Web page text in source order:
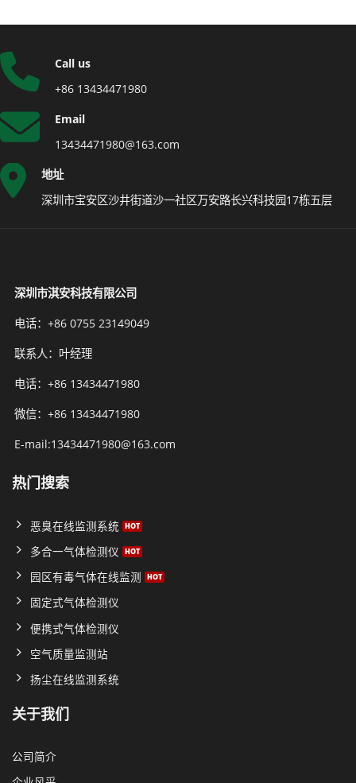
Call us
+86 13434471980
Email
13434471980@163.com
地址
深圳市宝安区沙井街道沙一社区万安路长兴科技园17栋五层
深圳市淇安科技有限公司
电话：+86 0755 23149049
联系人：叶经理
电话：+86 13434471980
微信：+86 13434471980
E-mail:13434471980@163.com
热门搜索
恶臭在线监测系统
多合一气体检测仪
园区有毒气体在线监测
固定式气体检测仪
便携式气体检测仪
空气质量监测站
扬尘在线监测系统
关于我们
公司简介